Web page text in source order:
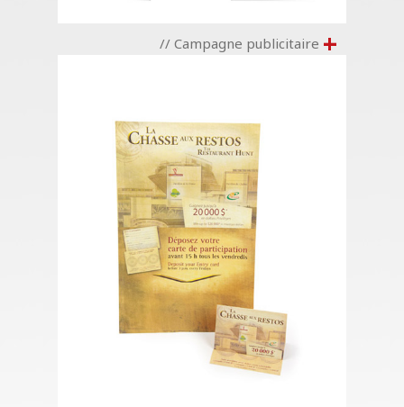
// Campagne publicitaire +